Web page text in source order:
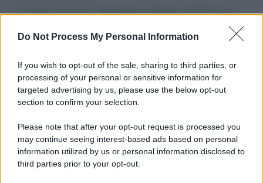
Do Not Process My Personal Information
If you wish to opt-out of the sale, sharing to third parties, or
processing of your personal or sensitive information for
targeted advertising by us, please use the below opt-out
section to confirm your selection.
Please note that after your opt-out request is processed you
may continue seeing interest-based ads based on personal
information utilized by us or personal information disclosed to
third parties prior to your opt-out.
Caldo record, domani sabato di fuoco
per la quarta ondata: 19 bollini rossi e 5
arancioni